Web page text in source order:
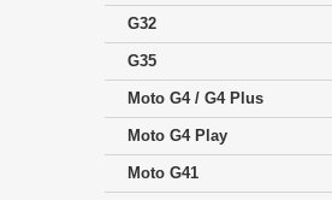
G32
G35
Moto G4 / G4 Plus
Moto G4 Play
Moto G41